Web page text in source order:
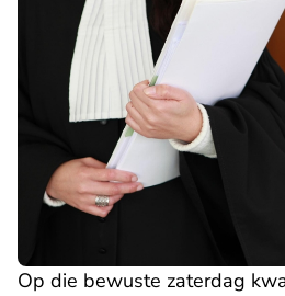
Op die bewuste zaterdag